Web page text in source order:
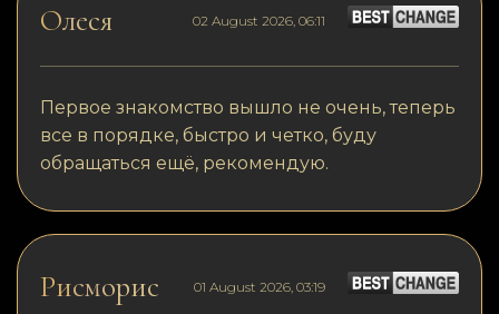
Олеся 02 August 2026, 06:11
Первое знакомство вышло не очень, теперь
все в порядке, быстро и четко, буду
обращаться ещё, рекомендую.
Рисморис 01 August 2026, 03:19